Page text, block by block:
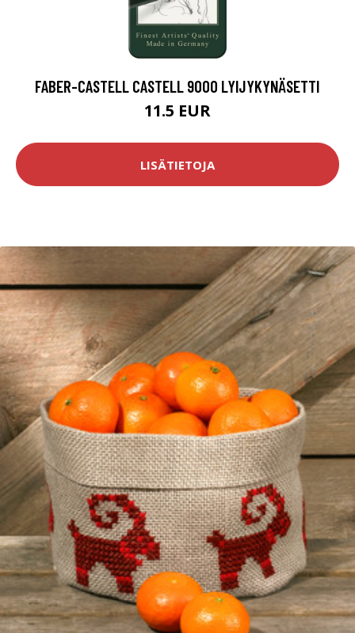
FABER-CASTELL CASTELL 9000 LYIJYKYNÄSETTI
11.5 EUR
LISÄTIETOJA